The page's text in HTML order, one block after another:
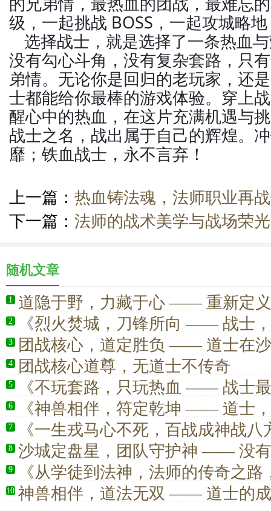
级，一起挑战 BOSS，一起攻城略
选择战士，就是选择了一条热血
没有勾心斗角，没有复杂套路，只
弟情。无论你是回归的老玩家，还
士都能给你最棒的游戏体验。穿上
醒心中的热血，在这片充满机遇与
战士之名，战出属于自己的辉煌。
靡；铁血战士，永不言弃！
上一篇： 热血铸法魂，法师职业再
下一篇： 法师的战术美学与战场荣光
随机文章
1
道隐于野，力藏于心 —— 重新定
王
2
《烈火焚城，刀锋所向 —— 战士
力美学天花板》
3 团战核心，道定胜负 —— 道士在
4 团战核心道尊，无道士不传奇
5
《不玩套路，只玩热血 —— 战士
快乐》
6
《神兽相伴，符定乾坤 —— 道士
安心的归宿》
7 《一生戎马心不死，百战成神战八
8 沙城定盘星，团队守护神 —— 没
真正的胜利
9
《从学徒到法神，法师的传奇之路
撼！》
10 神兽相伴，道法无双 —— 道士的